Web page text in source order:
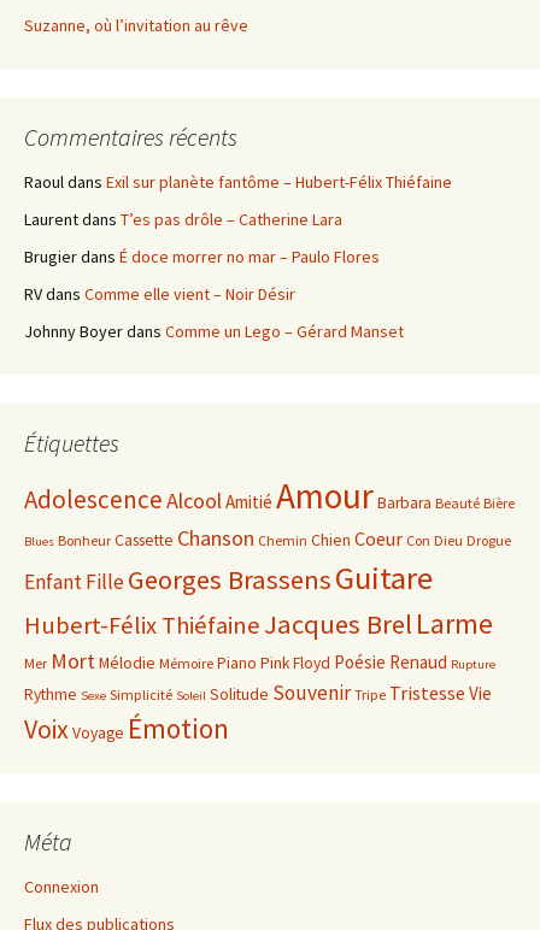
Suzanne, où l’invitation au rêve
Commentaires récents
Raouldans Exil sur planète fantôme – Hubert-Félix Thiéfaine
Laurentdans T’es pas drôle – Catherine Lara
Brugierdans É doce morrer no mar – Paulo Flores
RVdans Comme elle vient – Noir Désir
Johnny Boyerdans Comme un Lego – Gérard Manset
Étiquettes
AdolescenceAlcoolAmitié AmourBarbara Beauté Bière
Blues Bonheur Cassette Chanson Chemin Chien Coeur Con Dieu Drogue
EnfantFilleGeorges BrassensGuitare
Hubert-Félix ThiéfaineJacques Brel Larme
Mer MortMélodie Mémoire Piano Pink Floyd Poésie Renaud Rupture
Rythme Sexe Simplicité Soleil Solitude Souvenir Tripe Tristesse Vie
VoixVoyage Émotion
Méta
Connexion
Flux des publications